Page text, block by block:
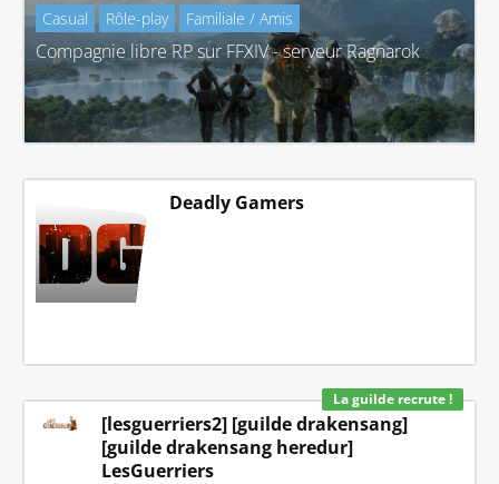
Casual Rôle-play Familiale / Amis
Compagnie libre RP sur FFXIV - serveur Ragnarok
Deadly Gamers
[lesguerriers2] [guilde drakensang]
[guilde drakensang heredur]
LesGuerriers
La guilde recrute !